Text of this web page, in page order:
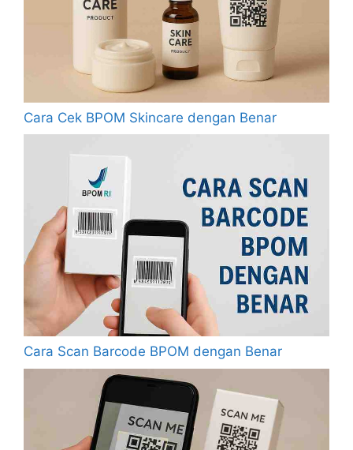
Cara Cek BPOM Skincare dengan Benar
Cara Scan Barcode BPOM dengan Benar